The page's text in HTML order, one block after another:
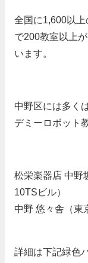
全国に1,600以
で200教室以上
います。
中野区には多く
デミーロボット
松栄楽器店 中野
10TSビル）
中野 悠々舎（東
詳細は下記緑色